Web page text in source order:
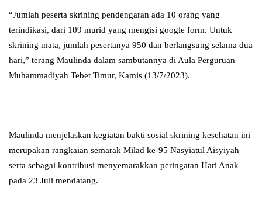
“Jumlah peserta skrining pendengaran ada 10 orang yang
terindikasi, dari 109 murid yang mengisi google form. Untuk
skrining mata, jumlah pesertanya 950 dan berlangsung selama dua
hari,” terang Maulinda dalam sambutannya di Aula Perguruan
Muhammadiyah Tebet Timur, Kamis (13/7/2023).
Maulinda menjelaskan kegiatan bakti sosial skrining kesehatan ini
merupakan rangkaian semarak Milad ke-95 Nasyiatul Aisyiyah
serta sebagai kontribusi menyemarakkan peringatan Hari Anak
pada 23 Juli mendatang.